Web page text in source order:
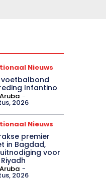
Nieuws
voetbalbond
Infantino
-
2026
Nieuws
premier
in Bagdad,
voor
-
2026